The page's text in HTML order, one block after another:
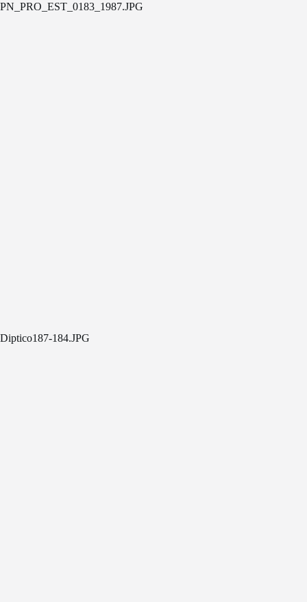
PN_PRO_EST_0183_1987.JPG
Diptico187-184.JPG